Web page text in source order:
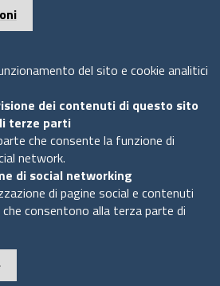
© 2020 Assocamerestero
del sito e cookie analitici
dei contenuti di questo sito
terze parti
che consente la funzione di
network.
di social networking
di pagine social e contenuti
consentono alla terza parte di